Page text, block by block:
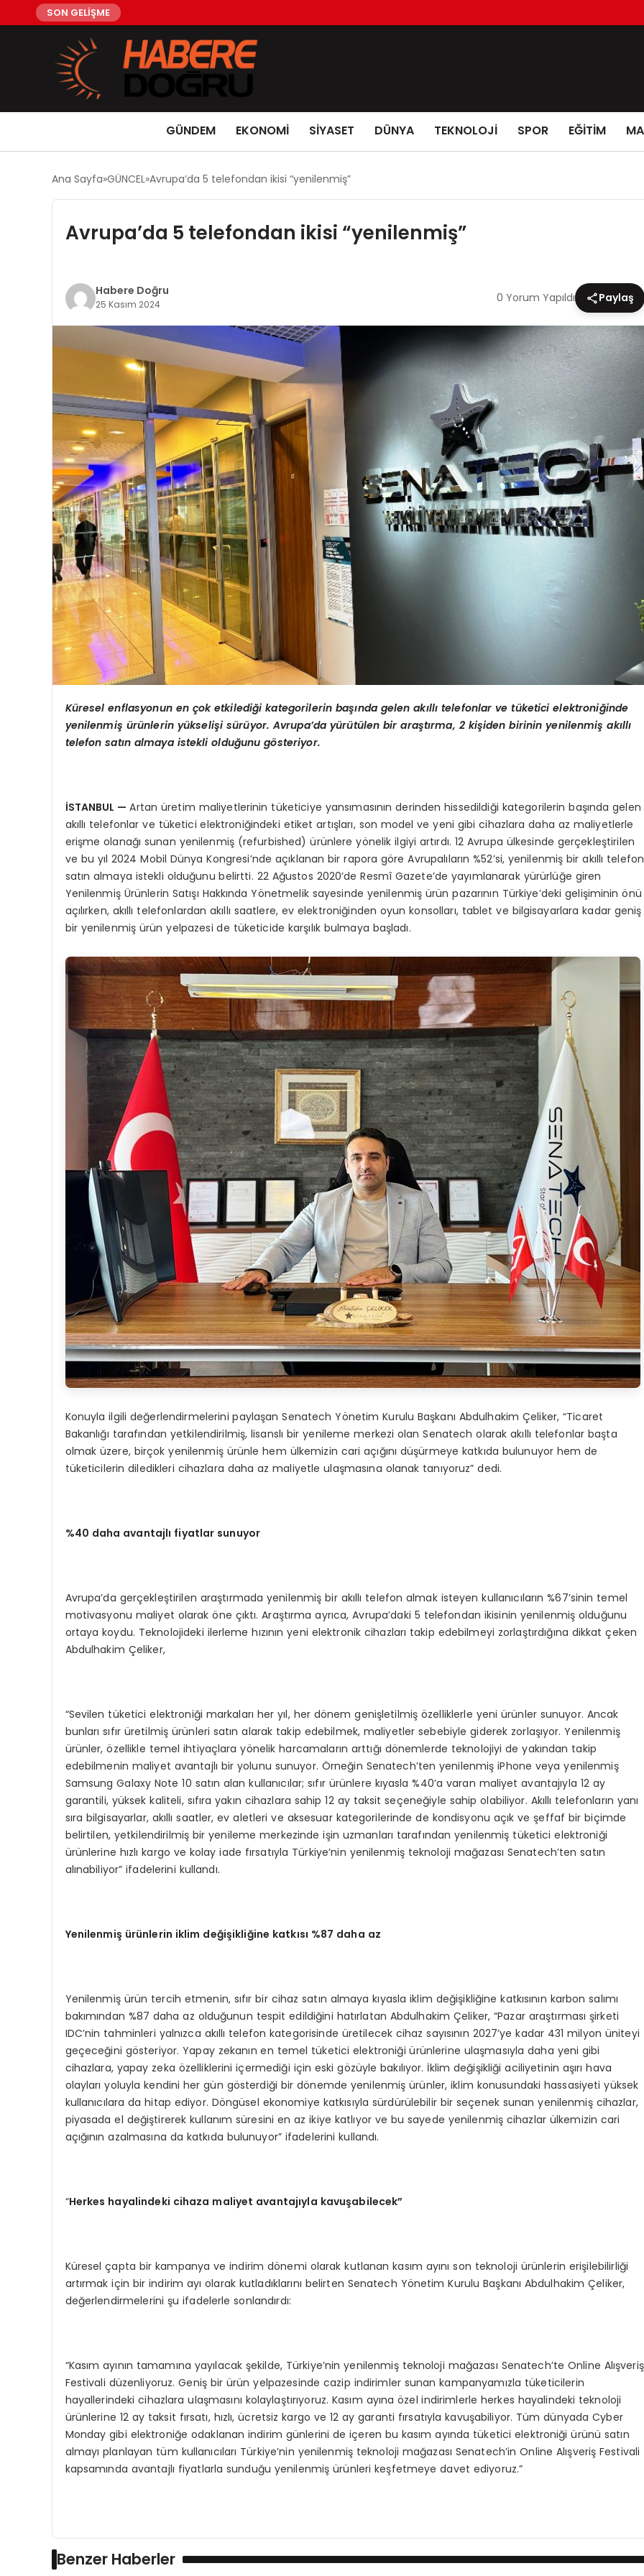
SON GELİŞME
GÜNDEM EKONOMİ SİYASET DÜNYA TEKNOLOJİ SPOR EĞİTİM
Ana Sayfa GÜNCEL Avrupa’da 5 telefondan ikisi “yenilenmiş”
Avrupa’da 5 telefondan ikisi “yenilenmiş”
Habere Doğru
25 Kasım 2024 0 Yorum Yapıldı Paylaş
Küresel enflasyonun en çok etkilediği kategorilerin başında gelen akıllı telefonlar ve tüketici elektroniğinde
yenilenmiş ürünlerin yükselişi sürüyor. Avrupa’da yürütülen bir araştırma, 2 kişiden birinin yenilenmiş akıllı
telefon satın almaya istekli olduğunu gösteriyor.
İSTANBUL —Artan üretim maliyetlerinin tüketiciye yansımasının derinden hissedildiği kategorilerin başında gelen
akıllı telefonlar ve tüketici elektroniğindeki etiket artışları, son model ve yeni gibi cihazlara daha az maliyetlerle
erişme olanağı sunan yenilenmiş (refurbished) ürünlere yönelik ilgiyi artırdı. 12 Avrupa ülkesinde gerçekleştirilen
ve bu yıl 2024 Mobil Dünya Kongresi’nde açıklanan bir rapora göre Avrupalıların %52’si, yenilenmiş bir akıllı telefon
satın almaya istekli olduğunu belirtti. 22 Ağustos 2020’de Resmî Gazete’de yayımlanarak yürürlüğe giren
Yenilenmiş Ürünlerin Satışı Hakkında Yönetmelik sayesinde yenilenmiş ürün pazarının Türkiye’deki gelişiminin önü
açılırken, akıllı telefonlardan akıllı saatlere, ev elektroniğinden oyun konsolları, tablet ve bilgisayarlara kadar geniş
bir yenilenmiş ürün yelpazesi de tüketicide karşılık bulmaya başladı.
Konuyla ilgili değerlendirmelerini paylaşan Senatech Yönetim Kurulu Başkanı Abdulhakim Çeliker, “Ticaret
Bakanlığı tarafından yetkilendirilmiş, lisanslı bir yenileme merkezi olan Senatech olarak akıllı telefonlar başta
olmak üzere, birçok yenilenmiş ürünle hem ülkemizin cari açığını düşürmeye katkıda bulunuyor hem de
tüketicilerin diledikleri cihazlara daha az maliyetle ulaşmasına olanak tanıyoruz” dedi.
%40 daha avantajlı fiyatlar sunuyor
Avrupa’da gerçekleştirilen araştırmada yenilenmiş bir akıllı telefon almak isteyen kullanıcıların %67’sinin temel
motivasyonu maliyet olarak öne çıktı. Araştırma ayrıca, Avrupa’daki 5 telefondan ikisinin yenilenmiş olduğunu
ortaya koydu. Teknolojideki ilerleme hızının yeni elektronik cihazları takip edebilmeyi zorlaştırdığına dikkat çeken
Abdulhakim Çeliker,
“Sevilen tüketici elektroniği markaları her yıl, her dönem genişletilmiş özelliklerle yeni ürünler sunuyor. Ancak
bunları sıfır üretilmiş ürünleri satın alarak takip edebilmek, maliyetler sebebiyle giderek zorlaşıyor. Yenilenmiş
ürünler, özellikle temel ihtiyaçlara yönelik harcamaların arttığı dönemlerde teknolojiyi de yakından takip
edebilmenin maliyet avantajlı bir yolunu sunuyor. Örneğin Senatech’ten yenilenmiş iPhone veya yenilenmiş
Samsung Galaxy Note 10 satın alan kullanıcılar; sıfır ürünlere kıyasla %40’a varan maliyet avantajıyla 12 ay
garantili, yüksek kaliteli, sıfıra yakın cihazlara sahip 12 ay taksit seçeneğiyle sahip olabiliyor. Akıllı telefonların yanı
sıra bilgisayarlar, akıllı saatler, ev aletleri ve aksesuar kategorilerinde de kondisyonu açık ve şeffaf bir biçimde
belirtilen, yetkilendirilmiş bir yenileme merkezinde işin uzmanları tarafından yenilenmiş tüketici elektroniği
ürünlerine hızlı kargo ve kolay iade fırsatıyla Türkiye’nin yenilenmiş teknoloji mağazası Senatech’ten satın
alınabiliyor” ifadelerini kullandı.
Yenilenmiş ürünlerin iklim değişikliğine katkısı %87 daha az
Yenilenmiş ürün tercih etmenin, sıfır bir cihaz satın almaya kıyasla iklim değişikliğine katkısının karbon salımı
bakımından %87 daha az olduğunun tespit edildiğini hatırlatan Abdulhakim Çeliker, “Pazar araştırması şirketi
IDC’nin tahminleri yalnızca akıllı telefon kategorisinde üretilecek cihaz sayısının 2027’ye kadar 431 milyon üniteyi
geçeceğini gösteriyor. Yapay zekanın en temel tüketici elektroniği ürünlerine ulaşmasıyla daha yeni gibi
cihazlara, yapay zeka özelliklerini içermediği için eski gözüyle bakılıyor. İklim değişikliği aciliyetinin aşırı hava
olayları yoluyla kendini her gün gösterdiği bir dönemde yenilenmiş ürünler, iklim konusundaki hassasiyeti yüksek
kullanıcılara da hitap ediyor. Döngüsel ekonomiye katkısıyla sürdürülebilir bir seçenek sunan yenilenmiş cihazlar,
piyasada el değiştirerek kullanım süresini en az ikiye katlıyor ve bu sayede yenilenmiş cihazlar ülkemizin cari
açığının azalmasına da katkıda bulunuyor” ifadelerini kullandı.
“Herkes hayalindeki cihaza maliyet avantajıyla kavuşabilecek”
Küresel çapta bir kampanya ve indirim dönemi olarak kutlanan kasım ayını son teknoloji ürünlerin erişilebilirliği
artırmak için bir indirim ayı olarak kutladıklarını belirten Senatech Yönetim Kurulu Başkanı Abdulhakim Çeliker,
değerlendirmelerini şu ifadelerle sonlandırdı:
“Kasım ayının tamamına yayılacak şekilde, Türkiye’nin yenilenmiş teknoloji mağazası Senatech’te Online Alışveriş
Festivali düzenliyoruz. Geniş bir ürün yelpazesinde cazip indirimler sunan kampanyamızla tüketicilerin
hayallerindeki cihazlara ulaşmasını kolaylaştırıyoruz. Kasım ayına özel indirimlerle herkes hayalindeki teknoloji
ürünlerine 12 ay taksit fırsatı, hızlı, ücretsiz kargo ve 12 ay garanti fırsatıyla kavuşabiliyor. Tüm dünyada Cyber
Monday gibi elektroniğe odaklanan indirim günlerini de içeren bu kasım ayında tüketici elektroniği ürünü satın
almayı planlayan tüm kullanıcıları Türkiye’nin yenilenmiş teknoloji mağazası Senatech’in Online Alışveriş Festivali
kapsamında avantajlı fiyatlarla sunduğu yenilenmiş ürünleri keşfetmeye davet ediyoruz.”
Benzer Haberler